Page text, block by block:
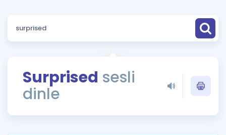
Sözlük
Rehberlik Aracı
ÖSYM Sınav Takvimi
Hakkımızda
Surprised sesli
dinle